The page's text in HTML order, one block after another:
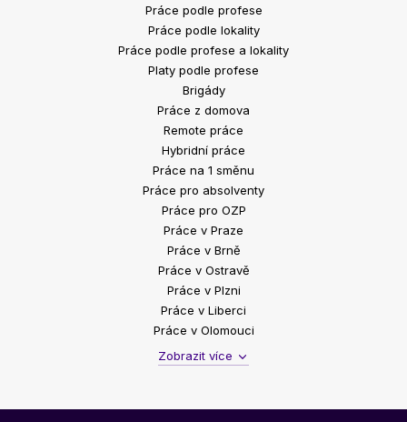
Práce podle profese
Práce podle lokality
Práce podle profese a lokality
Platy podle profese
Brigády
Práce z domova
Remote práce
Hybridní práce
Práce na 1 směnu
Práce pro absolventy
Práce pro OZP
Práce v Praze
Práce v Brně
Práce v Ostravě
Práce v Plzni
Práce v Liberci
Práce v Olomouci
Zobrazit více